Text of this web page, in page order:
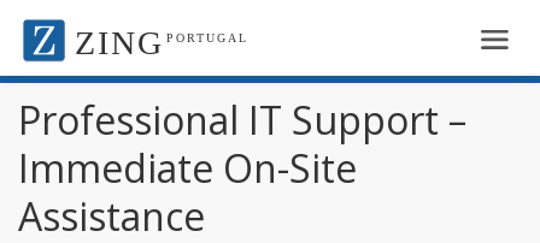
ZING PORTUGAL
Professional IT Support –
Immediate On-Site
Assistance